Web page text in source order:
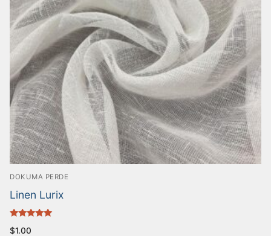
DOKUMA PERDE
Linen Lurix
5 üzerinden
5.00
$1.00